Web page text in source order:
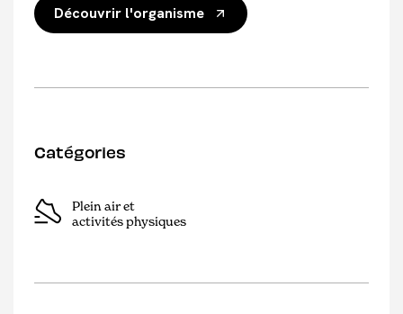
Découvrir l'organisme
Catégories
Plein air et
activités physiques